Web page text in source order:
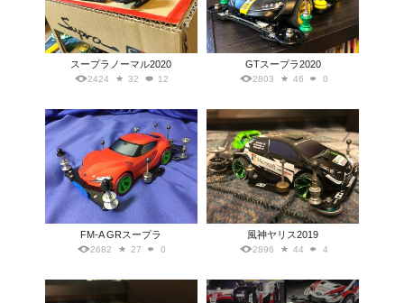
スープラノーマル2020
2424 32 12
GTスープラ2020
2803 46 0
FM-A GRスープラ
2682 27 0
風神ヤリス2019
2896 44 4